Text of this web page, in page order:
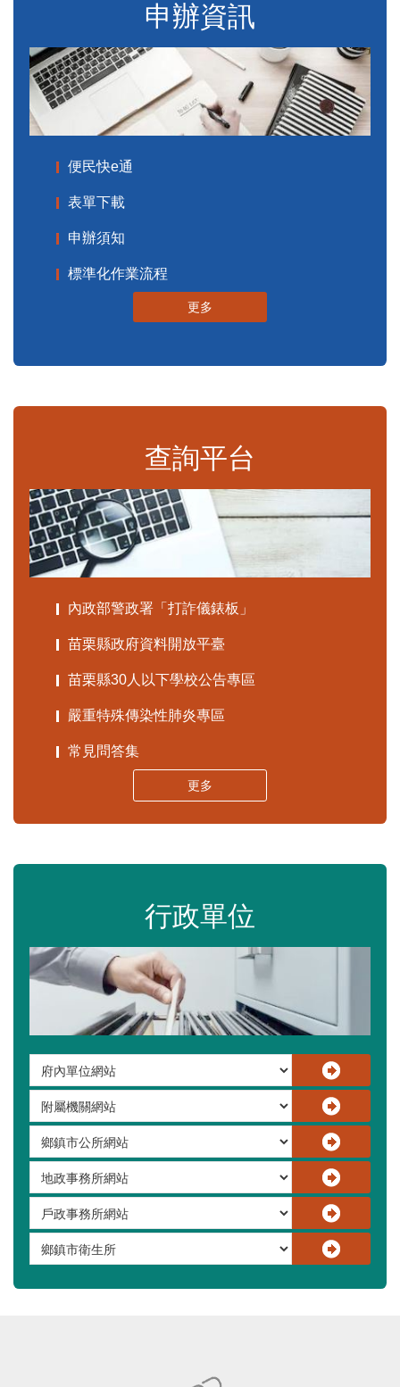
申辦資訊
便民快e通
表單下載
申辦須知
標準化作業流程
更多
查詢平台
內政部警政署「打詐儀錶板」
苗栗縣政府資料開放平臺
苗栗縣30人以下學校公告專區
嚴重特殊傳染性肺炎專區
常見問答集
更多
行政單位